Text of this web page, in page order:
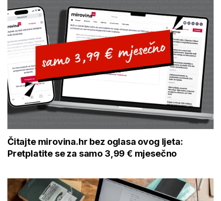
Čitajte mirovina.hr bez oglasa ovog ljeta:
Pretplatite se za samo 3,99 € mjesečno